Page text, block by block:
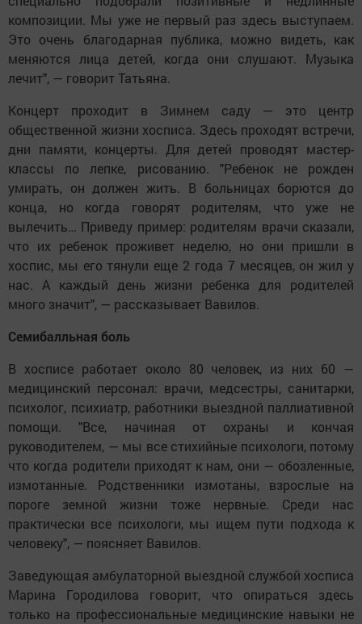
композиции. Мы уже не первый раз здесь выступаем.
Это очень благодарная публика, можно видеть, как
меняются лица детей, когда они слушают. Музыка
лечит", — говорит Татьяна.
Концерт проходит в Зимнем саду — это центр
общественной жизни хосписа. Здесь проходят встречи,
дни памяти, концерты. Для детей проводят мастер-
классы по лепке, рисованию. "Ребенок не рожден
умирать, он должен жить. В больницах борются до
конца, но когда говорят родителям, что уже не
вылечить… Приведу пример: родителям врачи сказали,
что их ребенок проживет неделю, но они пришли в
хоспис, мы его тянули еще 2 года 7 месяцев, он жил у
нас. А каждый день жизни ребенка для родителей
много значит", — рассказывает Вавилов.
Семибалльная боль
В хосписе работает около 80 человек, из них 60 —
медицинский персонал: врачи, медсестры, санитарки,
психолог, психиатр, работники выездной паллиативной
помощи. "Все, начиная от охраны и кончая
руководителем, — мы все стихийные психологи, потому
что когда родители приходят к нам, они — обозленные,
измотанные. Родственники измотаны, взрослые на
пороге земной жизни тоже нервные. Среди нас
практически все психологи, мы ищем пути подхода к
человеку", — поясняет Вавилов.
Заведующая амбулаторной выездной службой хосписа
Марина Городилова говорит, что опираться здесь
только на профессиональные медицинские навыки не